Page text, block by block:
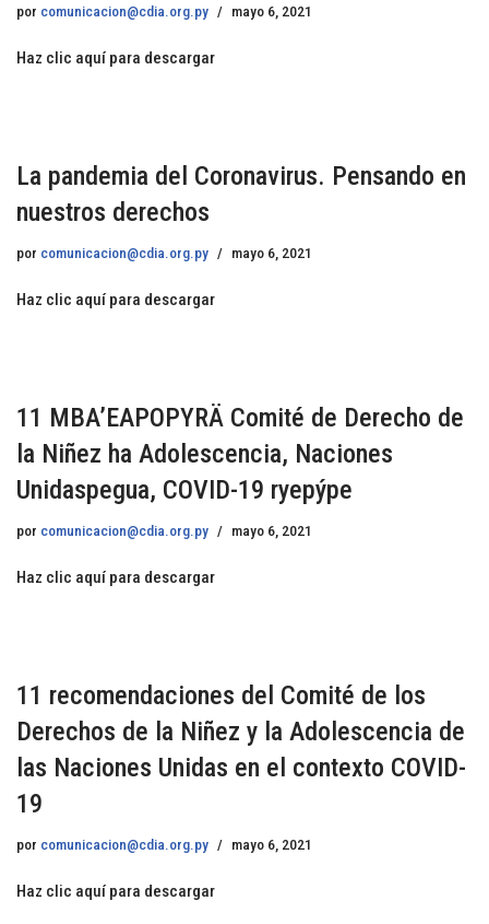
por comunicacion@cdia.org.py mayo 6, 2021
Haz clic aquí para descargar
La pandemia del Coronavirus. Pensando en
nuestros derechos
por comunicacion@cdia.org.py mayo 6, 2021
Haz clic aquí para descargar
11 MBA’EAPOPYRÄ Comité de Derecho de
la Niñez ha Adolescencia, Naciones
Unidaspegua, COVID-19 ryepýpe
por comunicacion@cdia.org.py mayo 6, 2021
Haz clic aquí para descargar
11 recomendaciones del Comité de los
Derechos de la Niñez y la Adolescencia de
las Naciones Unidas en el contexto COVID-
19
por comunicacion@cdia.org.py mayo 6, 2021
Haz clic aquí para descargar